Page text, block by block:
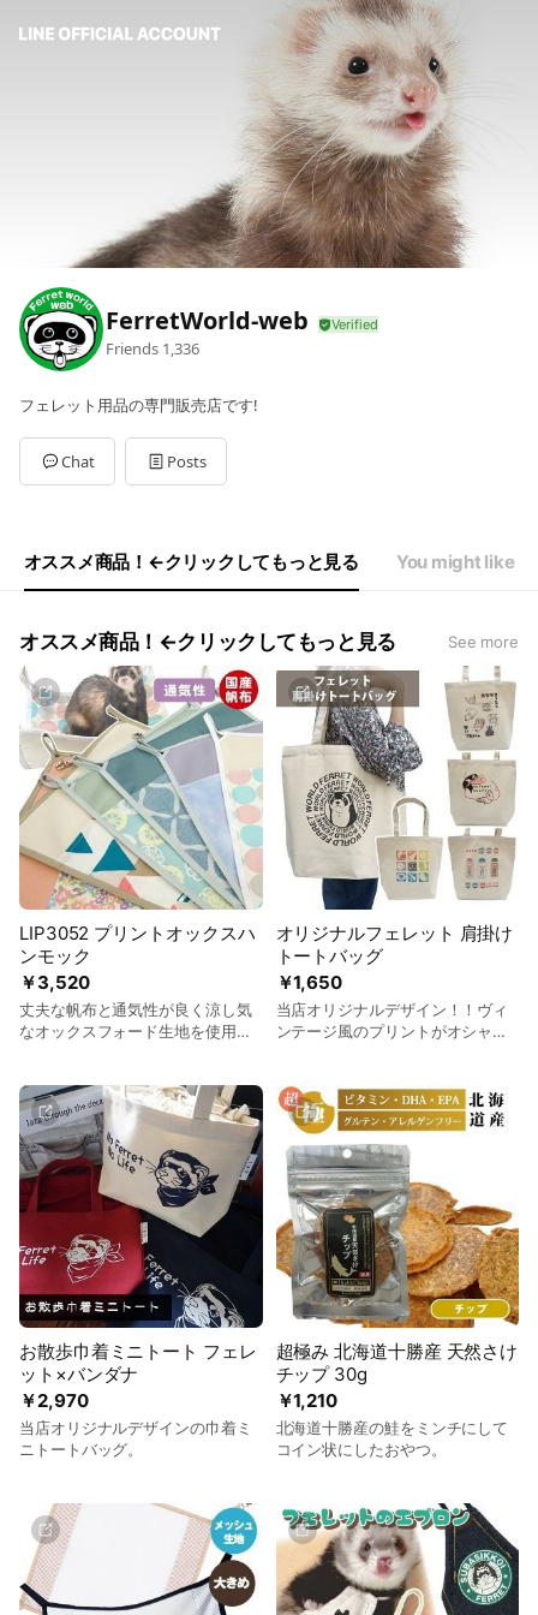
FerretWorld-web
Friends 1,336
フェレット用品の専門販売店です!
Chat Posts
オススメ商品！←クリックしてもっと見る You might like
オススメ商品！←クリックしてもっと見る See more
￥3,520
LIP3052 プリントオックスハ
ンモック
丈夫な帆布と通気性が良く涼し気
なオックスフォード生地を使用し
￥1,650
オリジナルフェレット 肩掛け
トートバッグ
当店オリジナルデザイン！！ヴィ
ンテージ風のプリントがオシャレ
￥2,970
お散歩巾着ミニトート フェレ
ット×バンダナ
当店オリジナルデザインの巾着ミ
ニトートバッグ。
￥1,210
超極み 北海道十勝産 天然さけ
チップ 30g
北海道十勝産の鮭をミンチにして
コイン状にしたおやつ。